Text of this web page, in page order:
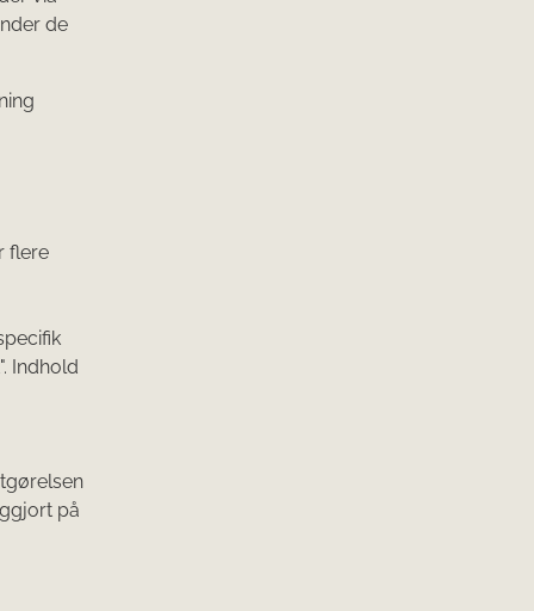
de
flere
Indhold
på